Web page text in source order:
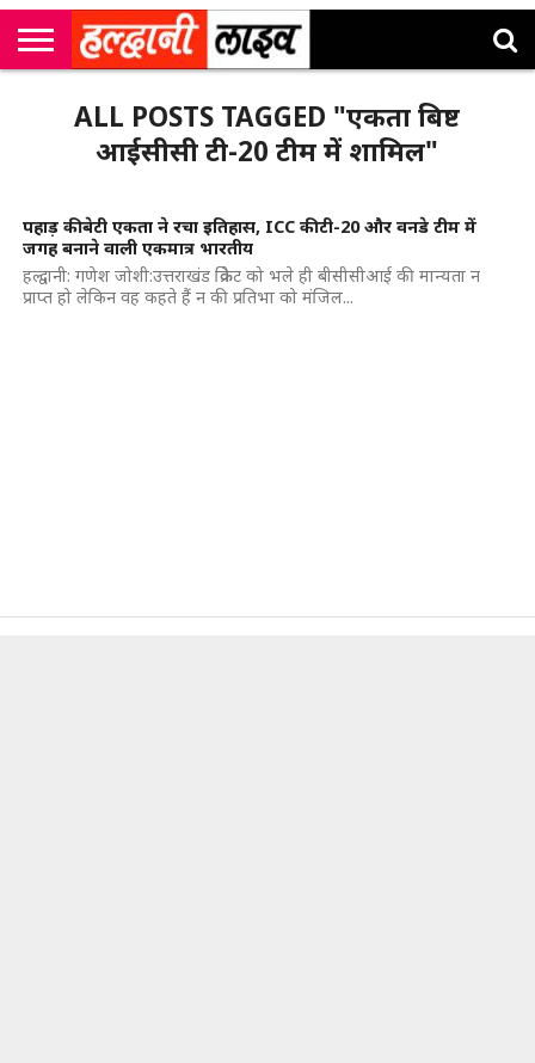
कॉर्नर
उत्तराखंड
मनोरंजन
सम्पादकीय
अलर्ट्सALL POSTS TAGGED "एकता बिष्ट
आईसीसी टी-20 टीम में शामिल"
पहाड़ की बेटी एकता ने रचा इतिहास, ICC की टी-20 और वनडे टीम में
जगह बनाने वाली एकमात्र भारतीय
हल्द्वानी: गणेश जोशी:उत्तराखंड क्रिकेट को भले ही बीसीसीआई की मान्यता न
प्राप्त हो लेकिन वह कहते हैं न की प्रतिभा को मंजिल...